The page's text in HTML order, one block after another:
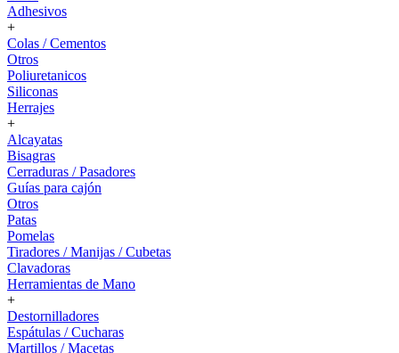
Adhesivos
+
Colas / Cementos
Otros
Poliuretanicos
Siliconas
Herrajes
+
Alcayatas
Bisagras
Cerraduras / Pasadores
Guías para cajón
Otros
Patas
Pomelas
Tiradores / Manijas / Cubetas
Clavadoras
Herramientas de Mano
+
Destornilladores
Espátulas / Cucharas
Martillos / Macetas